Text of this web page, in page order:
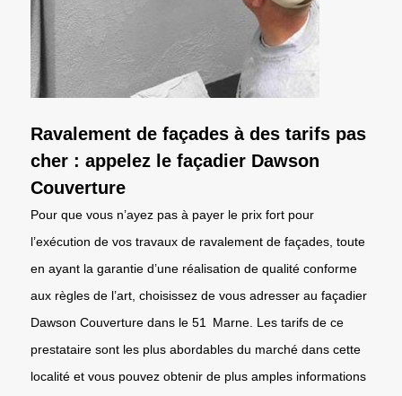
Ravalement de façades à des tarifs pas
cher : appelez le façadier Dawson
Couverture
Pour que vous n’ayez pas à payer le prix fort pour
l’exécution de vos travaux de ravalement de façades, toute
en ayant la garantie d’une réalisation de qualité conforme
aux règles de l’art, choisissez de vous adresser au façadier
Dawson Couverture dans le 51 Marne. Les tarifs de ce
prestataire sont les plus abordables du marché dans cette
localité et vous pouvez obtenir de plus amples informations